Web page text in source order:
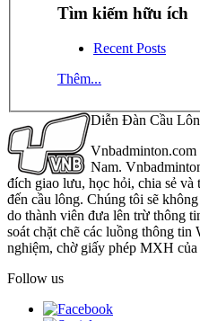
Tìm kiếm hữu ích
Recent Posts
Thêm...
Diễn Đàn Cầu
Nam.
đích giao lưu, học hỏi, chia sẻ và
đến cầu lông. Chúng tôi sẽ
do thành viên đưa lên trừ thông
soát chặt chẽ các luồng thông tin
nghiệm, chờ giấy phép MXH
Follow us